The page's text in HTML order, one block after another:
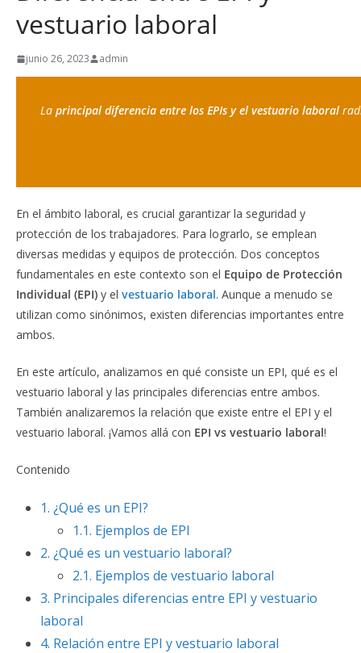
vestuario laboral
junio 26, 2023 admin
La principal diferencia entre los EPIs y el vestuario laboral
En el ámbito laboral, es crucial garantizar la seguridad y
protección de los trabajadores. Para lograrlo, se emplean
diversas medidas y equipos de protección. Dos conceptos
fundamentales en este contexto son el Equipo de Protección
Individual (EPI) y el vestuario laboral. Aunque a menudo se
utilizan como sinónimos, existen diferencias importantes entre
ambos.
En este artículo, analizamos en qué consiste un EPI, qué es el
vestuario laboral y las principales diferencias entre ambos.
También analizaremos la relación que existe entre el EPI y el
vestuario laboral. ¡Vamos allá con EPI vs vestuario laboral!
Contenido
1. ¿Qué es un EPI?
1.1. Ejemplos de EPI
2. ¿Qué es un vestuario laboral?
2.1. Ejemplos de vestuario laboral
3. Principales diferencias entre EPI y vestuario
laboral
4. Relación entre EPI y vestuario laboral